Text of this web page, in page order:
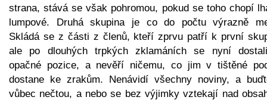
strana, stává se však pohromou, pokud se toho chopí
lumpové. Druhá skupina je co do počtu výrazně
Skládá se z části z členů, kteří zprvu patří k první
ale po dlouhých trpkých zklamáních se nyní
opačné pozice, a nevěří ničemu, co jim v tištěné
dostane ke zrakům. Nenávidí všechny noviny, a
vůbec nečtou, a nebo se bez výjimky vztekají nad